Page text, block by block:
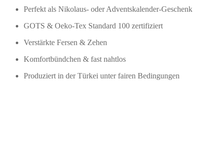
Perfekt als Nikolaus- oder Adventskalender-Geschenk
GOTS & Oeko-Tex Standard 100 zertifiziert
Verstärkte Fersen & Zehen
Komfortbündchen & fast nahtlos
Produziert in der Türkei unter fairen Bedingungen